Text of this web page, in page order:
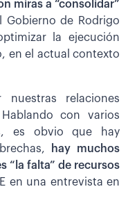
miras a “consolidar”
Gobierno de Rodrigo
la ejecución
en el actual contexto
nuestras relaciones
con varios
es obvio que hay
hay muchos
“la falta” de recursos
en una entrevista en